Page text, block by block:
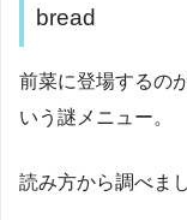
bread
前菜に登場するのが
いう謎メニュー。
読み方から調べま